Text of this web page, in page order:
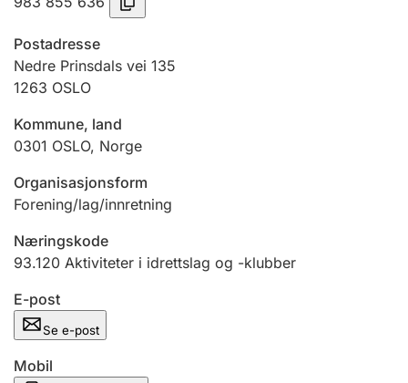
Jeger
Ektepaktveileder
Offentlig sektor
Andre tema
Postadresse
Nedre Prinsdals vei 135
1263 OSLO
Kommune, land
0301 OSLO, Norge
Organisasjonsform
Forening/lag/innretning
Næringskode
93.120 Aktiviteter i idrettslag og -klubber
E-post
Se e-post
Mobil